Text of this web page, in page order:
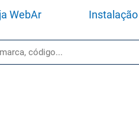
WebAr Instalação